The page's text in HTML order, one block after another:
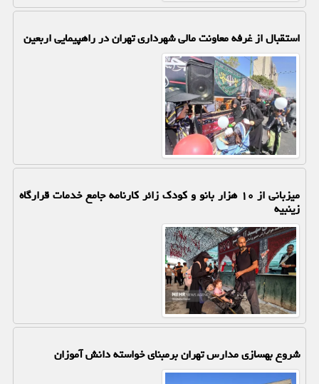
استقبال از غرفه معاونت مالی شهرداری تهران در راهپیمایی اربعین
میزبانی از ۱۰ هزار بانو و کودک زائر کارنامه جامع خدمات قرارگاه
زینبیه
شروع بهسازی مدارس تهران برمبنای خواسته دانش آموزان